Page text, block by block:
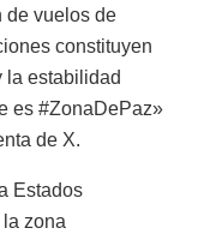
de vuelos de
constituyen
la estabilidad
es #ZonaDePaz»
de X.
Estados
zona